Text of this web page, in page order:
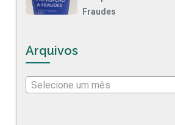
Fraudes
Arquivos
Selecione um mês